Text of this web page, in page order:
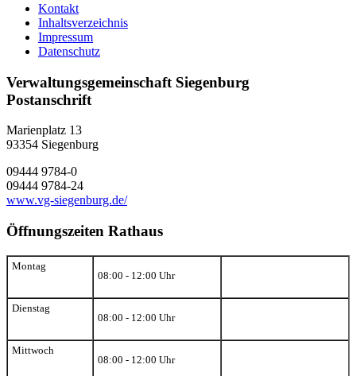
Kontakt
Inhaltsverzeichnis
Impressum
Datenschutz
Verwaltungsgemeinschaft Siegenburg
Postanschrift
Marienplatz 13
93354 Siegenburg
09444 9784-0
09444 9784-24
www.vg-siegenburg.de/
Öffnungszeiten Rathaus
Montag
08:00 - 12:00 Uhr
Dienstag
08:00 - 12:00 Uhr
Mittwoch
08:00 - 12:00 Uhr